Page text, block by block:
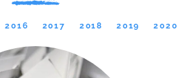
2016 2017 2018 2019 2020